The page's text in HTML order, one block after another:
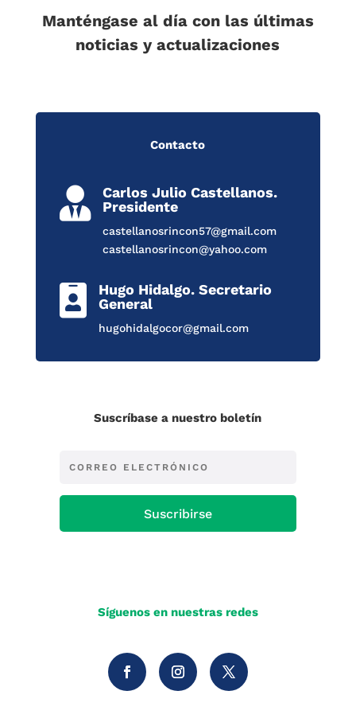
Manténgase al día con las últimas
noticias y actualizaciones
Contacto

Carlos Julio Castellanos.
Presidente
castellanosrincon57@gmail.com
castellanosrincon@yahoo.com

Hugo Hidalgo. Secretario
General
hugohidalgocor@gmail.com
Suscríbase a nuestro boletín
Suscribirse
Síguenos en nuestras redes